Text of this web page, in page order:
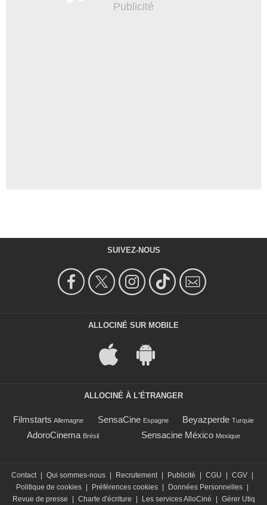
SUIVEZ-NOUS
ALLOCINÉ SUR MOBILE
ALLOCINÉ À L'ÉTRANGER
Filmstarts Allemagne SensaCine Espagne Beyazperde Turquie
AdoroCinema Brésil Sensacine México Mexique
Contact Qui sommes-nous Recrutement Publicité CGU CGV
Politique de cookies
Préférences cookies Données Personnelles
Revue de presse
Charte d'écriture Les services AlloCiné Gérer Utiq